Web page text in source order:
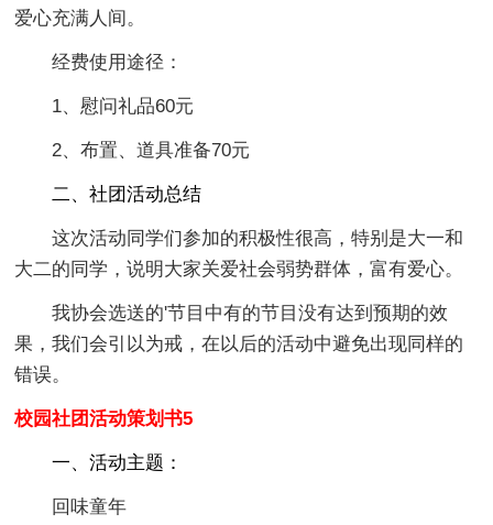
爱心充满人间。
经费使用途径：
1、慰问礼品60元
2、布置、道具准备70元
二、社团活动总结
这次活动同学们参加的积极性很高，特别是大一和
大二的同学，说明大家关爱社会弱势群体，富有爱心。
我协会选送的'节目中有的节目没有达到预期的效
果，我们会引以为戒，在以后的活动中避免出现同样的
错误。
校园社团活动策划书5
一、活动主题：
回味童年